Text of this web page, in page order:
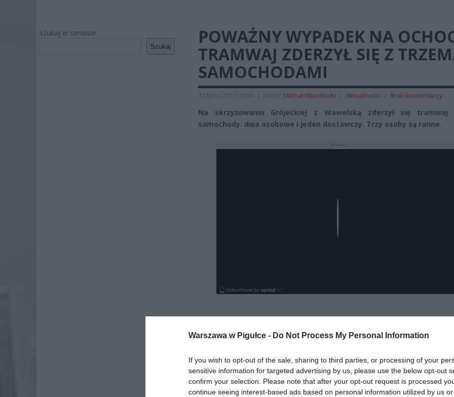
Warszawa w Pigułce - Do Not Process My Personal Information
If you wish to opt-out of the sale, sharing to third parties, or processing of your
sensitive information for targeted advertising by us, please use the below opt-out
confirm your selection. Please note that after your opt-out request is processed
continue seeing interest-based ads based on personal information utilized by us
Szukaj w serwisie
Szukaj
POWAŻNY WYPADEK NA
TRAMWAJ ZDERZYŁ SIĘ Z
SAMOCHODAMI
12 lipca 2017 10:59 | Autor: Michał Wierzbicki | Aktualności | Brak komentarzy
Na skrzyżowaniu Grójeckiej z Wawelską zderzył się
samochody: dwa osobowe i jeden dostawczy. Trzy osoby są ranne.
Dodaj nas do preferowanych źródeł w Google